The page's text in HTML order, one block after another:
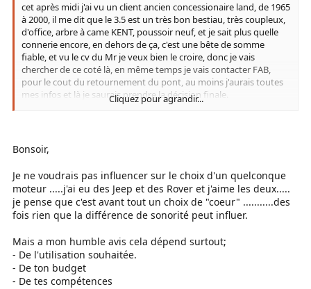
cet après midi j'ai vu un client ancien concessionaire land, de 1965
à 2000, il me dit que le 3.5 est un très bon bestiau, très coupleux,
d'office, arbre à came KENT, poussoir neuf, et je sait plus quelle
connerie encore, en dehors de ça, c'est une bête de somme
fiable, et vu le cv du Mr je veux bien le croire, donc je vais
chercher de ce coté là, en même temps je vais contacter FAB,
pour le cout du retournement du pont, au moins j'aurais toutes
mes infos et là je saurais prendre la décision finale.
Merci pour vos remarques.
Cliquez pour agrandir...
Bonsoir,
Je ne voudrais pas influencer sur le choix d'un quelconque
moteur .....j'ai eu des Jeep et des Rover et j'aime les deux.....
je pense que c'est avant tout un choix de "coeur" ...........des
fois rien que la différence de sonorité peut influer.
Mais a mon humble avis cela dépend surtout;
- De l'utilisation souhaitée.
- De ton budget
- De tes compétences